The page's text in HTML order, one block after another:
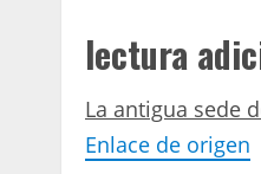
lectura
La antigua sede
Enlace de origen